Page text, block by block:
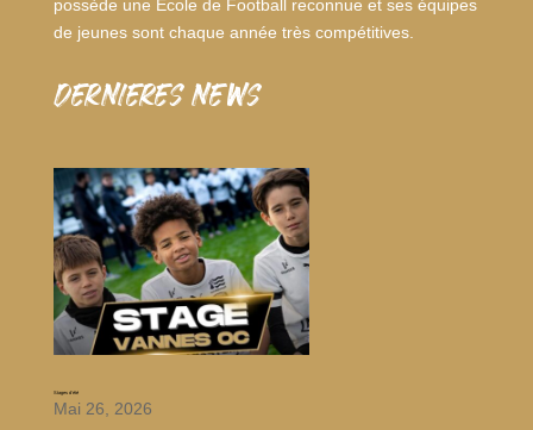
possède une Ecole de Football reconnue et ses équipes
de jeunes sont chaque année très compétitives.
dernieres news
Stages d’été
Mai 26, 2026